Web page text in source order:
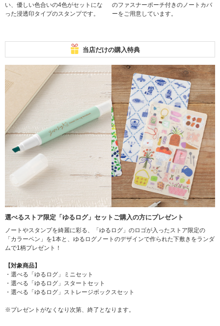
い、優しい色合いの4色がセットにな
った浸透印タイプのスタンプです。
のファスナーポーチ付きのノートカバ
ーをご用意しています。
当店だけの購入特典
選べるストア限定「ゆるログ」セットご購入の方にプレゼント
ノートやスタンプを綺麗に彩る、「ゆるログ」のロゴが入ったストア限定の
「カラーペン」を1本と、ゆるログノートのデザインで作られた下敷きをランダ
ムで1柄プレゼント！
【対象商品】
・選べる「ゆるログ」ミニセット
・選べる「ゆるログ」スタートセット
・選べる「ゆるログ」ストレージボックスセット
※プレゼントがなくなり次第、終了となります。